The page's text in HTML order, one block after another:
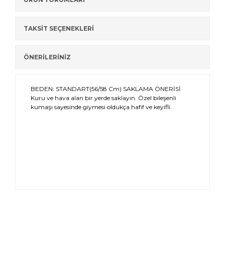
TAKSİT SEÇENEKLERİ
ÖNERİLERİNİZ
BEDEN: STANDART(56/58 Cm) SAKLAMA ÖNERİSİ
Kuru ve hava alan bir yerde saklayın. Özel bileşenli
kumaşı sayesinde giymesi oldukça hafif ve keyifli.